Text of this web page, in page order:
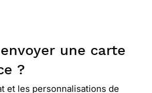
une carte
?
et les personnalisations de